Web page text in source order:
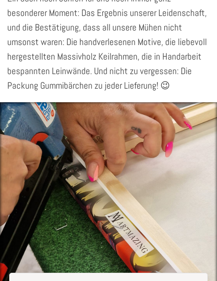
besonderer Moment: Das Ergebnis unserer Leidenschaft,
und die Bestätigung, dass all unsere Mühen nicht
umsonst waren: Die handverlesenen Motive, die liebevoll
hergestellten Massivholz Keilrahmen, die in Handarbeit
bespannten Leinwände. Und nicht zu vergessen: Die
Packung Gummibärchen zu jeder Lieferung! 😉